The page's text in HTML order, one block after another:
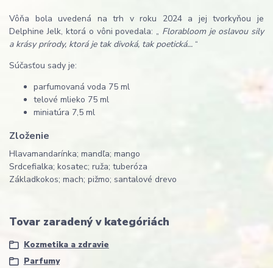
Vôňa bola uvedená na trh v roku 2024 a jej tvorkyňou je
Delphine Jelk, ktorá o vôni povedala: „ Florabloom je oslavou sily
a krásy prírody, ktorá je tak divoká, tak poetická... “
Súčasťou sady je:
parfumovaná voda 75 ml
telové mlieko 75 ml
miniatúra 7,5 ml
Zloženie
Hlavamandarínka; mandľa; mango
Srdcefialka; kosatec; ruža; tuberóza
Základkokos; mach; pižmo; santalové drevo
Tovar zaradený v kategóriách
Kozmetika a zdravie
Parfumy